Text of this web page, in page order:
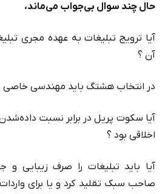
حال چند سوال بی‌جواب می‌ماند،
آیا ترویج تبلیغات به عهده مجری
آن ؟
در انتخاب هشتگ باید مهندسی خاصی
آیا سکوت پریل در برابر نسبت
اخلاقی بود ؟
آیا باید تبلیغات را صرف زیبایی و
صاحب سبک تقلید کرد و یا برای